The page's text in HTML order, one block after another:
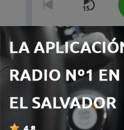
00:00
Episodios
1 - Bitconin
06 feb. 2021